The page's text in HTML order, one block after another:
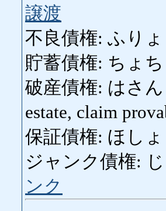
譲渡
不良債権: ふり
貯蓄債権: ちょ
破産債権: はさん
estate, claim
保証債権: ほし
ジャンク債権:
ンク